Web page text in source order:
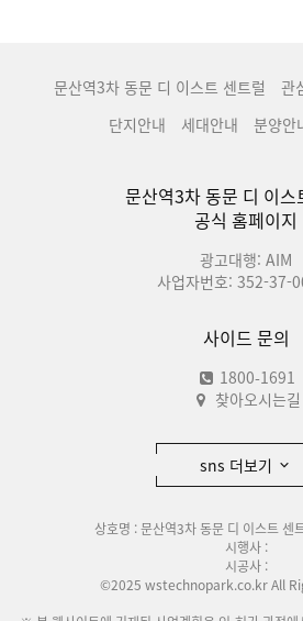
문산역3차 동문 디 이스트 센트럴 관
단지안내
세대안내 분양안
문산역3차 동문 디 이스
공식 홈페이지
광고대행: AIM
사업자번호: 352-37-
사이드 문의
1800-1691
찾아오시는길
sns 더보기
상호명 : 문산역3차 동문 디 이스트 센
시행사 :
시공사 :
©2025 wstechnopark.co.kr All